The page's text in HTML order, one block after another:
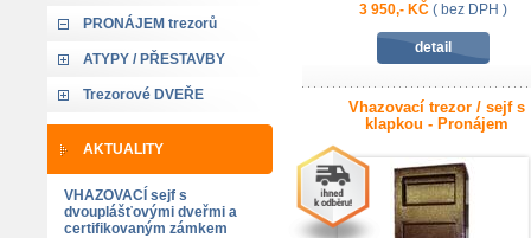
PRONÁJEM trezorů
ATYPY / PŘESTAVBY
Trezorové DVEŘE
AKTUALITY
VHAZOVACÍ sejf s
dvouplášťovými dveřmi a
certifikovaným zámkem
3 950,- KČ ( bez DPH )
detail
Vhazovací trezor / sejf s
klapkou - Pronájem